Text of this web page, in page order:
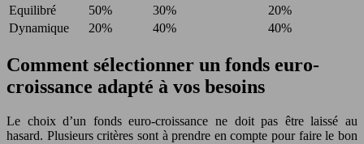
Equilibré
50% 30%
20%
Dynamique
20% 40% 40%
Comment sélectionner un fonds euro-
croissance adapté à vos besoins
Le choix d’un fonds euro-croissance ne doit pas être laissé au
hasard. Plusieurs critères sont à prendre en compte pour faire le bon